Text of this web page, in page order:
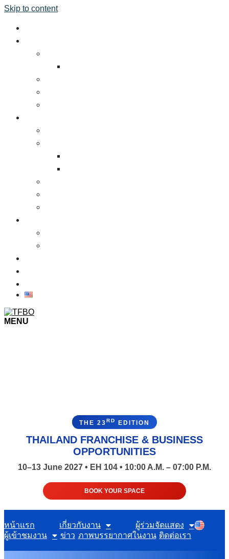
Skip to content
MENU
THE 23RD EDITION
THAILAND FRANCHISE & BUSINESS
OPPORTUNITIES
10–13 June 2027 • EH 104 • 10:00 A.M. – 07:00 P.M.
BOOK YOUR SPACE
หน้าแรก เกี่ยวกับงาน
ผู้ร่วมจัดแสดง
ผู้เข้าชมงาน
ข่าว ภาพบรรยากาศในงาน ติดต่อเรา